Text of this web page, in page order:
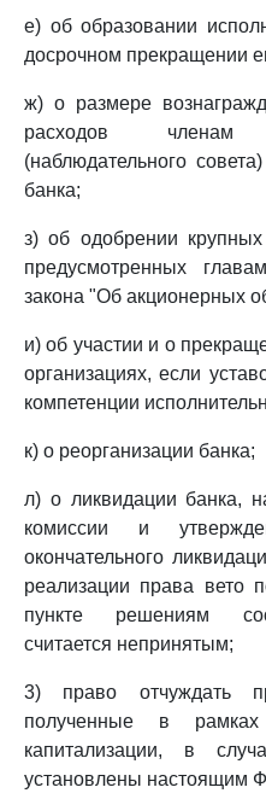
е) об образовании
досрочном прекращении
ж) о размере
расходов членам
(наблюдательного
банка;
з) об одобрении
предусмотренных
закона "Об акционерных
и) об участии и о
организациях, если
компетенции
к) о реорганизации банка;
л) о ликвидации банка,
комиссии и
окончательного
реализации права вето
пункте решениям
считается непринятым;
3) право отчуждать
полученные в
капитализации, в
установлены настоящим